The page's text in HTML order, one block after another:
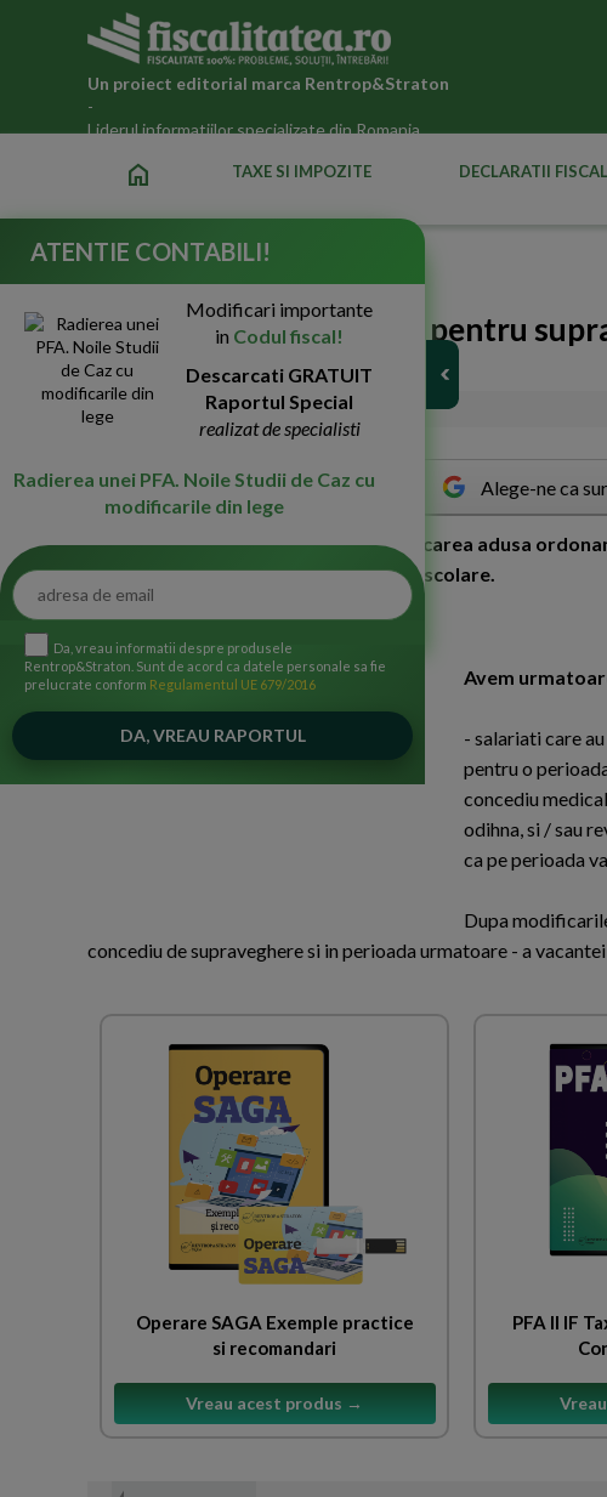
Un proiect editorial marca Rentrop&Straton
-
Liderul informatiilor specializate din Romania
home TAXE SI IMPOZITE DECLARATII
Acordarea de zile libere pentru
intreruperi
20-Apr-2020 3228
Alege-ne ca
Urmatoarea speta se refera la modificarea adusa
pana la 12 ani si pe perioada vacantei scolare.
Avem
- salariati care
pentru o
concediu
odihna, si / sau
ca pe perioada
Dupa
concediu de supraveghere si in perioada urmatoare - a
Operare SAGA Exemple practice
si recomandari
Vreau acest produs →
PFA II IF
ATENTIE CONTABILI!
Modificari importante
in Codul fiscal!
Descarcati GRATUIT
Raportul Special
realizat de specialisti
Radierea unei PFA. Noile Studii de Caz cu
modificarile din lege
Da, vreau informatii despre produsele
Rentrop&Straton. Sunt de acord ca datele personale sa fie
prelucrate conform Regulamentul UE 679/2016